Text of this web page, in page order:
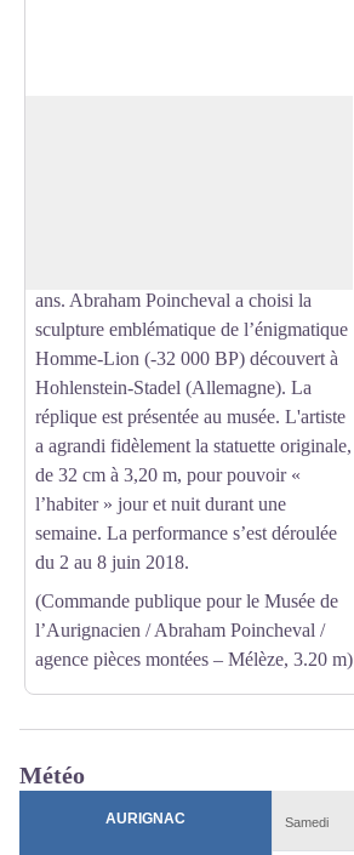
ans. Abraham Poincheval a choisi la
sculpture emblématique de l’énigmatique
Homme-Lion (-32 000 BP) découvert à
Hohlenstein-Stadel (Allemagne). La
réplique est présentée au musée. L'artiste
a agrandi fidèlement la statuette originale,
de 32 cm à 3,20 m, pour pouvoir «
l’habiter » jour et nuit durant une
semaine. La performance s’est déroulée
du 2 au 8 juin 2018.
(Commande publique pour le Musée de
l’Aurignacien / Abraham Poincheval /
agence pièces montées – Mélèze, 3.20 m)
Météo